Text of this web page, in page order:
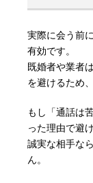
実際に会う前
有効です。
既婚者や業者
を避けるため
もし「通話は
った理由で避
誠実な相手な
ん。